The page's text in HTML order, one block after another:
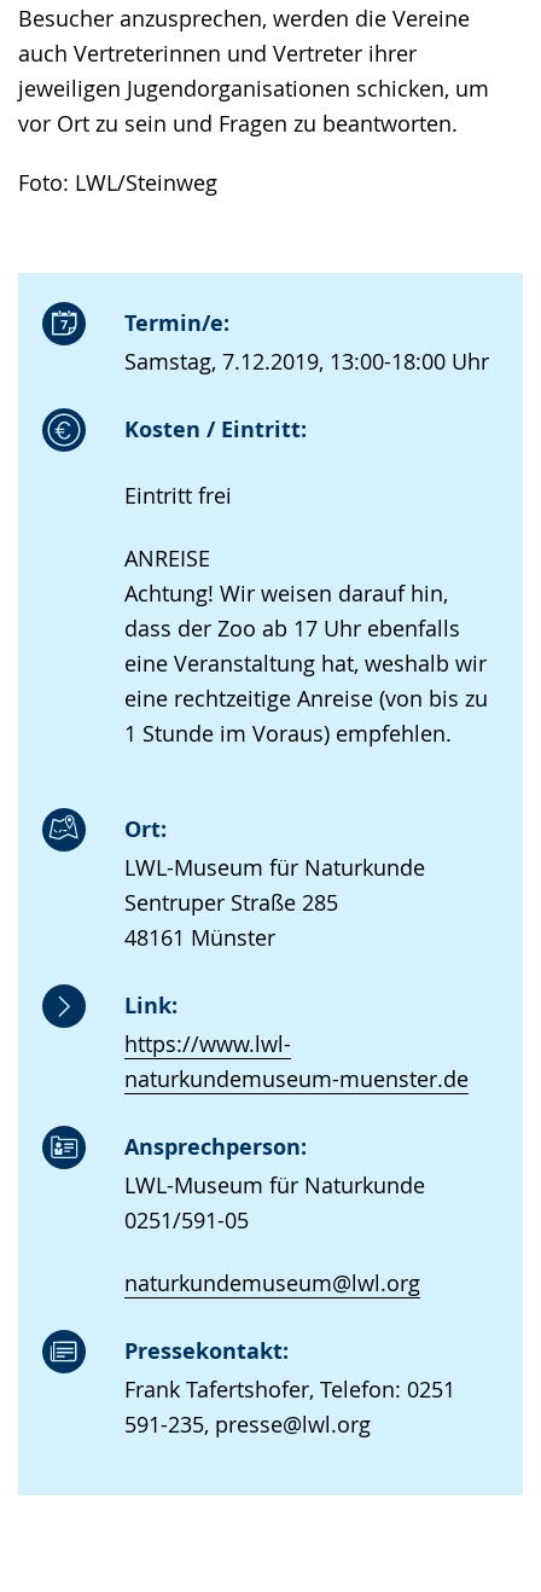
Besucher anzusprechen, werden die Vereine
auch Vertreterinnen und Vertreter ihrer
jeweiligen Jugendorganisationen schicken, um
vor Ort zu sein und Fragen zu beantworten.
Foto: LWL/Steinweg
Termin/e:
Samstag, 7.12.2019, 13:00-18:00 Uhr
Kosten / Eintritt:
Eintritt frei
ANREISE
Achtung! Wir weisen darauf hin,
dass der Zoo ab 17 Uhr ebenfalls
eine Veranstaltung hat, weshalb wir
eine rechtzeitige Anreise (von bis zu
1 Stunde im Voraus) empfehlen.
Ort:
LWL-Museum für Naturkunde
Sentruper Straße 285
48161 Münster
Link:
https://www.lwl-
naturkundemuseum-muenster.de
Ansprechperson:
LWL-Museum für Naturkunde
0251/591-05
naturkundemuseum@lwl.org
Pressekontakt:
Frank Tafertshofer, Telefon: 0251
591-235, presse@lwl.org